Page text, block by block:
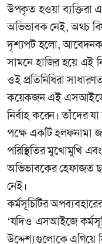
উপকৃত হওয়া ব্যক্তিরা
অভিভাবক নেই, অথচ
দৃশ্যপট হলো,
সামনে হাজির হয়ে এই
ওই প্রতিনিধিরা
কয়েকজন এই এসআইজে
নির্বাহ করেন। তাঁদের
পক্ষে একটি হলফনামা
পরিস্থিতির মুখোমুখি
অভিভাবকের হেফাজত
নেই।
কর্মসূচিটির
‘যদিও এসআইজে
উদ্দেশ্যগুলোকে এগিয়ে